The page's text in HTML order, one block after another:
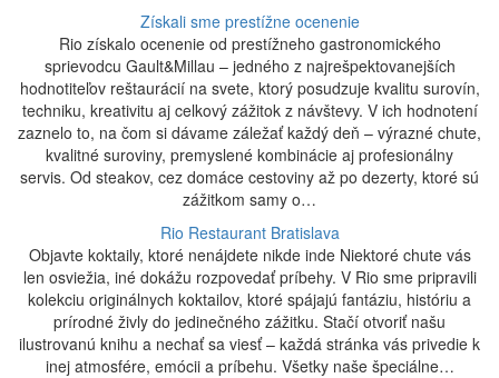
Získali sme prestížne ocenenie
Rio získalo ocenenie od prestížneho gastronomického
sprievodcu Gault&Millau – jedného z najrešpektovanejších
hodnotiteľov reštaurácií na svete, ktorý posudzuje kvalitu surovín,
techniku, kreativitu aj celkový zážitok z návštevy. V ich hodnotení
zaznelo to, na čom si dávame záležať každý deň – výrazné chute,
kvalitné suroviny, premyslené kombinácie aj profesionálny
servis. Od steakov, cez domáce cestoviny až po dezerty, ktoré sú
zážitkom samy o…
Rio Restaurant Bratislava
Objavte koktaily, ktoré nenájdete nikde inde Niektoré chute vás
len osviežia, iné dokážu rozpovedať príbehy. V Rio sme pripravili
kolekciu originálnych koktailov, ktoré spájajú fantáziu, históriu a
prírodné živly do jedinečného zážitku. Stačí otvoriť našu
ilustrovanú knihu a nechať sa viesť – každá stránka vás privedie k
inej atmosfére, emócii a príbehu. Všetky naše špeciálne…